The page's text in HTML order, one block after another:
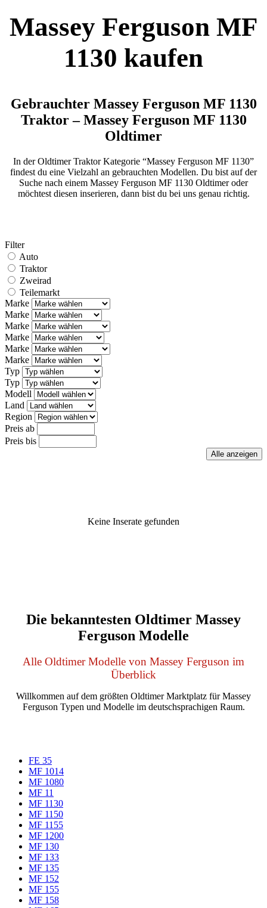
Massey Ferguson MF
1130 kaufen
Gebrauchter Massey Ferguson MF 1130
Traktor – Massey Ferguson MF 1130
Oldtimer
In der Oldtimer Traktor Kategorie “Massey Ferguson MF 1130”
findest du eine Vielzahl an gebrauchten Modellen. Du bist auf der
Suche nach einem Massey Ferguson MF 1130 Oldtimer oder
möchtest diesen inserieren, dann bist du bei uns genau richtig.
Filter
Auto
Traktor
Zweirad
Teilemarkt
Marke
Marke
Marke
Marke
Marke
Marke
Typ
Typ
Modell
Land
Region
Preis ab
Preis bis
Keine Inserate gefunden
Die bekanntesten Oldtimer Massey
Ferguson Modelle
Alle Oldtimer Modelle von Massey Ferguson im
Überblick
Willkommen auf dem größten Oldtimer Marktplatz für Massey
Ferguson Typen und Modelle im deutschsprachigen Raum.
FE 35
MF 1014
MF 1080
MF 11
MF 1130
MF 1150
MF 1155
MF 1200
MF 130
MF 133
MF 135
MF 152
MF 155
MF 158